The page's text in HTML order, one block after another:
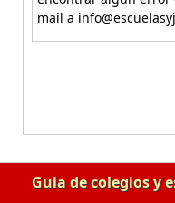
mail a
Guia de colegios y